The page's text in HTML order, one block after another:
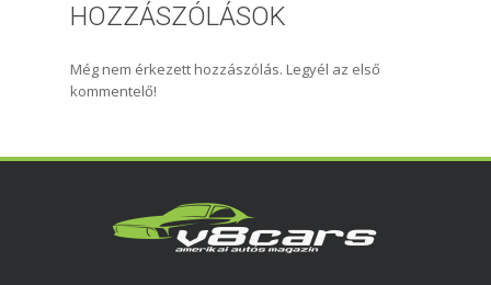
HOZZÁSZÓLÁSOK
Még nem érkezett hozzászólás. Legyél az első
kommentelő!